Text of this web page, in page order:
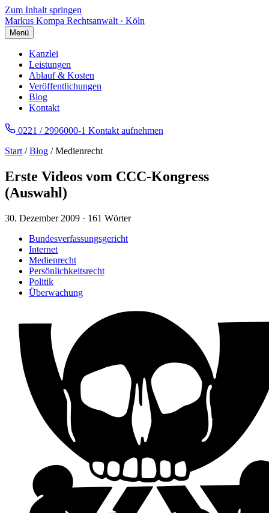
Zum Inhalt springen
Markus Kompa Rechtsanwalt · Köln
Menü
Kanzlei
Leistungen
Ablauf & Kosten
Veröffentlichungen
Blog
Kontakt
0221 / 2996000-1 Kontakt aufnehmen
Start /Blog / Medienrecht
Erste Videos vom CCC-Kongress
(Auswahl)
30. Dezember 2009 · 161 Wörter
Bundesverfassungsgericht
Internet
Medienrecht
Persönlichkeitsrecht
Politik
Überwachung